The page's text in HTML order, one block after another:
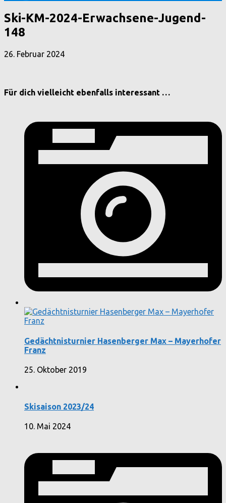
Ski-KM-2024-Erwachsene-Jugend-
148
26. Februar 2024
Für dich vielleicht ebenfalls interessant …
Gedächtnisturnier Hasenberger Max – Mayerhofer
Franz
25. Oktober 2019
Skisaison 2023/24
10. Mai 2024